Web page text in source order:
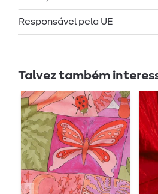
Responsável pela UE
Talvez também